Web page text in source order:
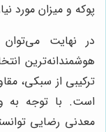
پوکه و میزان مورد
در نهایت
هوشمندانه‌ترین
ترکیبی از سبکی،
است. با توجه به
معدنی رضایی